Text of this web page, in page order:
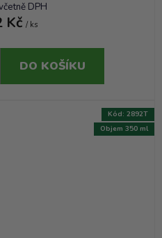
DPH
Kč / ks
DO KOŠÍKU
Objem 350 ml
Kód: 2892T